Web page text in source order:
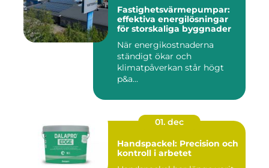
Fastighetsvärmepumpar:
effektiva energilösningar
för storskaliga byggnader
När energikostnaderna
ständigt ökar och
klimatpåverkan står högt
p&a...
01. dec
Handspackel: Precision och
kontroll i arbetet